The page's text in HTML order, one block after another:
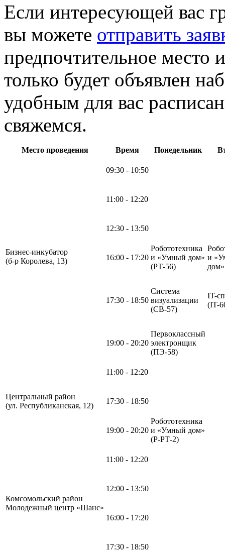
Если интересующей вас
вы можете отправить
предпочтительное место
только будет объявлен
удобным для вас
свяжемся.
Место проведения Время Понедельник
Бизнес-инкубатор
(б-р Королева, 13)
09:30 - 10:50
11:00 - 12:20
12:30 - 13:50
16:00 - 17:20
Робототехника
и «Умный дом»
(РТ-56)
и
17:30 - 18:50
Система
визуализации
(СВ-57)
IT-
(IT-
19:00 - 20:20
Первоклассный
электронщик
(ПЭ-58)
Центральный район
(ул. Республиканская, 12)
11:00 - 12:20
17:30 - 18:50
19:00 - 20:20
Робототехника
и «Умный дом»
(Р-РТ-2)
Комсомольский район
Молодежный центр «Шанс»
11:00 - 12:20
12:00 - 13:50
16:00 - 17:20
17:30 - 18:50